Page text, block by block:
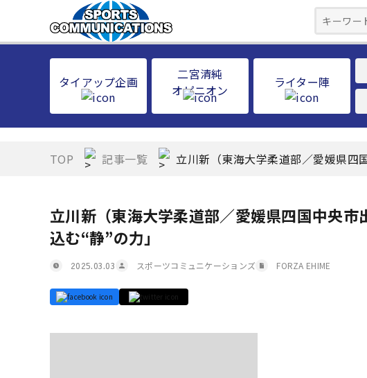
タイアップ企画
二宮清純
オピニオン
ライター陣
TOP 記事一覧 立川新（東海大学柔道部／愛媛県四
立川新（東海大学柔道部／愛媛県四国中央市
込む“静”の力」
2025.03.03 スポーツコミュニケーションズ FORZA EHIME